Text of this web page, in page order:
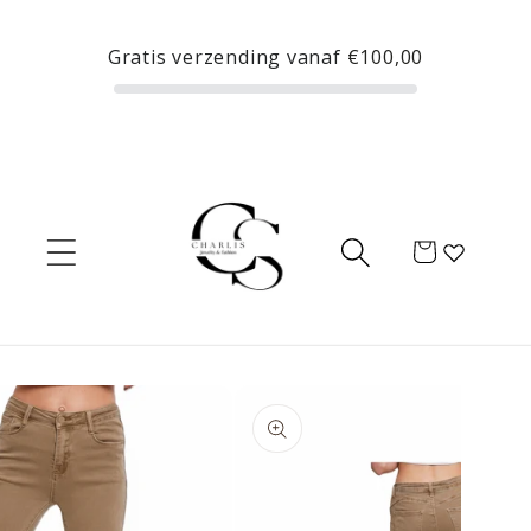
Gratis verzending vanaf €100,00
content
Winkelwagen
direct naar